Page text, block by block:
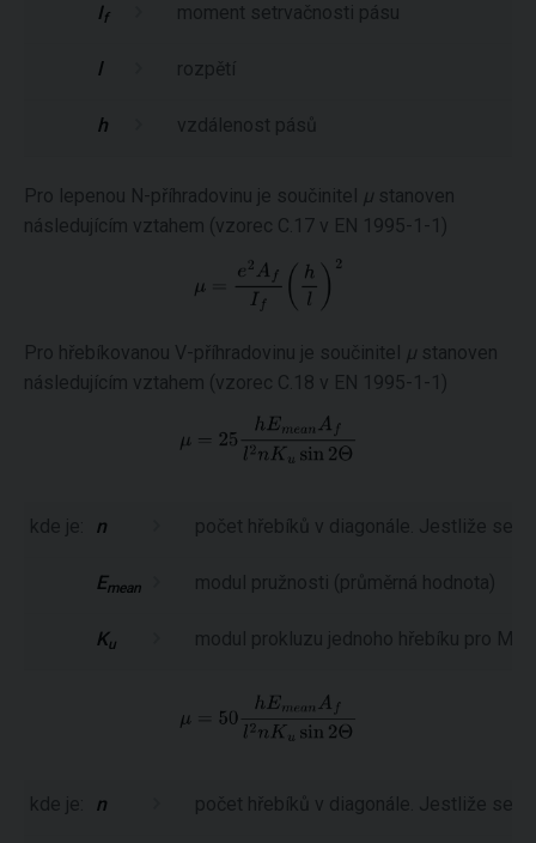
If moment setrvačnosti pásu
l rozpětí
h vzdálenost pásů
Pro lepenou N-příhradovinu je součinitel μ stanoven
následujícím vztahem (vzorec C.17 v EN 1995-1-1)
Pro hřebíkovanou V-příhradovinu je součinitel μ stanoven
následujícím vztahem (vzorec C.18 v EN 1995-1-1)
kde je: n počet hřebíků v diagonále. Jestliže se
Emean modul pružnosti (průměrná hodnota)
Ku modul prokluzu jednoho hřebíku pro MSÚ
kde je: n počet hřebíků v diagonále. Jestliže se